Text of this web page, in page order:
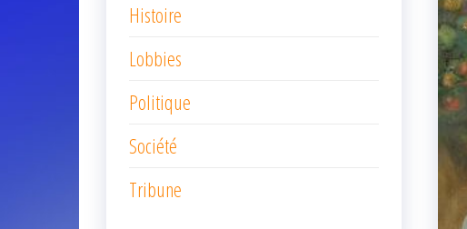
Histoire
Lobbies
Politique
Société
Tribune